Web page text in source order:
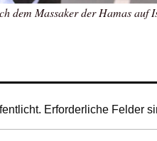
dem Massaker der Hamas auf
Erforderliche Felder